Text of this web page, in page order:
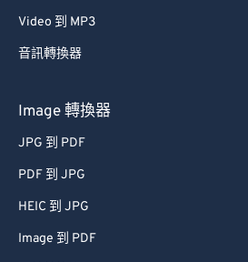
Video 到 MP3
音訊轉換器
Image 轉換器
JPG 到 PDF
PDF 到 JPG
HEIC 到 JPG
Image 到 PDF